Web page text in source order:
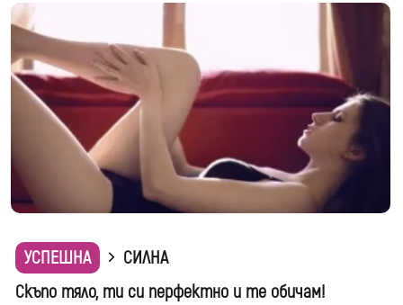
УСПЕШНА
СИЛНА
Скъпо тяло, ти си перфектно и те обичам!